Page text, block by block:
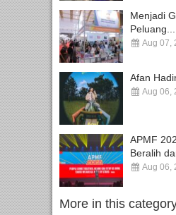
Menjadi
Peluang...
Aug 07,
Afan
Aug 06,
APMF
Beralih
Aug 06,
More in this